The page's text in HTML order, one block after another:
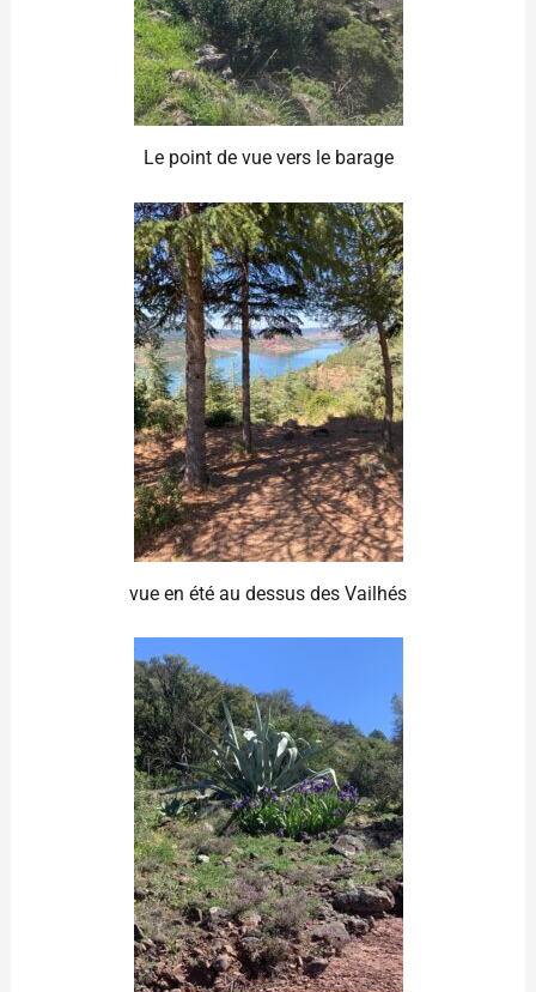
Le point de vue vers le barage
vue en été au dessus des Vailhés